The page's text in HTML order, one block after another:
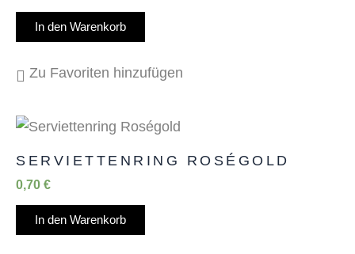
In den Warenkorb
Zu Favoriten hinzufügen
SERVIETTENRING ROSÉGOLD
0,70 €
In den Warenkorb